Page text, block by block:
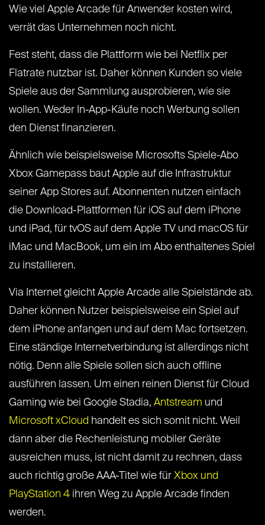
Wie viel Apple Arcade für Anwender kosten wird,
verrät das Unternehmen noch nicht.
Fest steht, dass die Plattform wie bei Netflix per
Flatrate nutzbar ist. Daher können Kunden so viele
Spiele aus der Sammlung ausprobieren, wie sie
wollen. Weder In-App-Käufe noch Werbung sollen
den Dienst finanzieren.
Ähnlich wie beispielsweise Microsofts Spiele-Abo
Xbox Gamepass baut Apple auf die Infrastruktur
seiner App Stores auf. Abonnenten nutzen einfach
die Download-Plattformen für iOS auf dem iPhone
und iPad, für tvOS auf dem Apple TV und macOS für
iMac und MacBook, um ein im Abo enthaltenes Spiel
zu installieren.
Via Internet gleicht Apple Arcade alle Spielstände ab.
Daher können Nutzer beispielsweise ein Spiel auf
dem iPhone anfangen und auf dem Mac fortsetzen.
Eine ständige Internetverbindung ist allerdings nicht
nötig. Denn alle Spiele sollen sich auch offline
ausführen lassen. Um einen reinen Dienst für Cloud
Gaming wie bei Google Stadia, Antstream und
Microsoft xCloud handelt es sich somit nicht. Weil
dann aber die Rechenleistung mobiler Geräte
ausreichen muss, ist nicht damit zu rechnen, dass
auch richtig große AAA-Titel wie für Xbox und
PlayStation 4 ihren Weg zu Apple Arcade finden
werden.